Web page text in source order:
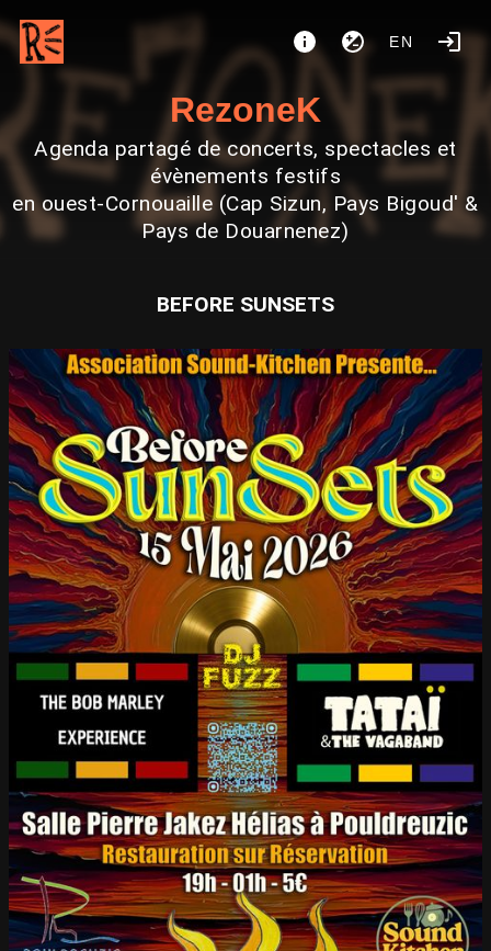
EN
RezoneK
Agenda partagé de concerts, spectacles et
évènements festifs
en ouest-Cornouaille (Cap Sizun, Pays Bigoud' &
Pays de Douarnenez)
BEFORE SUNSETS